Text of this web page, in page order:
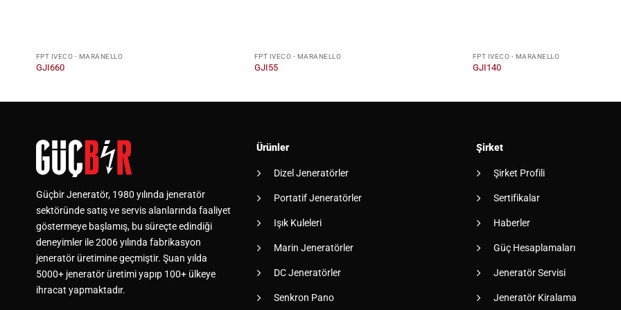
FPT IVECO - MARANELLO
GJI660
FPT IVECO - MARANELLO
GJI55
FPT IVECO - MARANELLO
GJI140
Güçbir Jeneratör, 1980 yılında jeneratör
sektöründe satış ve servis alanlarında faaliyet
göstermeye başlamış, bu süreçte edindiği
deneyimler ile 2006 yılında fabrikasyon
jeneratör üretimine geçmiştir. Şuan yılda
5000+ jeneratör üretimi yapıp 100+ ülkeye
ihracat yapmaktadır.
Ürünler
Dizel Jeneratörler
Portatif Jeneratörler
Işık Kuleleri
Marin Jeneratörler
DC Jeneratörler
Senkron Pano
Şirket
Şirket Profili
Sertifikalar
Haberler
Güç Hesaplamaları
Jeneratör Servisi
Jeneratör Kiralama